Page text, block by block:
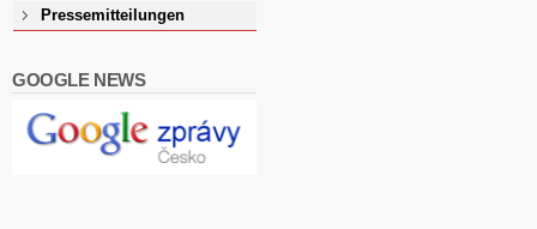
Pressemitteilungen
GOOGLE NEWS